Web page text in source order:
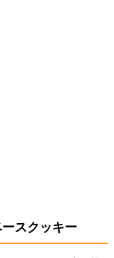
スクッキー